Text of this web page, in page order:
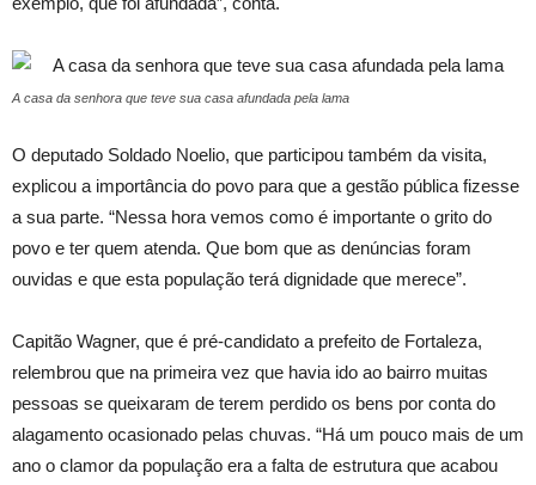
A casa da senhora que teve sua casa afundada pela lama
O deputado Soldado Noelio, que participou também da visita,
explicou a importância do povo para que a gestão pública fizesse
a sua parte. “Nessa hora vemos como é importante o grito do
povo e ter quem atenda. Que bom que as denúncias foram
ouvidas e que esta população terá dignidade que merece”.
Capitão Wagner, que é pré-candidato a prefeito de Fortaleza,
relembrou que na primeira vez que havia ido ao bairro muitas
pessoas se queixaram de terem perdido os bens por conta do
alagamento ocasionado pelas chuvas. “Há um pouco mais de um
ano o clamor da população era a falta de estrutura que acabou